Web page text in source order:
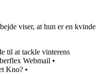
viser, at hun er en kvinde
til at tackle vinterens
Webmail •
Kno? •